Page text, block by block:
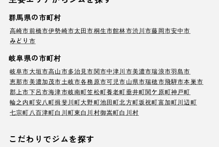
群馬県の市町村
高崎市前橋市伊勢崎市太田市桐生市館林市渋川市藤岡市安中市
みどり市
岐阜県の市町村
岐阜市大垣市高山市多治見市関市中津川市美濃市瑞浪市羽島市
恵那市美濃加茂市土岐市各務原市可児市山県市瑞穂市飛騨市本巣市
郡上市下呂市海津市岐南町笠松町養老町垂井町関ケ原町神戸町
輪之内町安八町揖斐川町大野町池田町北方町坂祝町富加町川辺町
七宗町 八百津町白川町東白川村御嵩町白川村
こだわりでジムを探す